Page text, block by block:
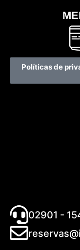
Políticas de
02901 -